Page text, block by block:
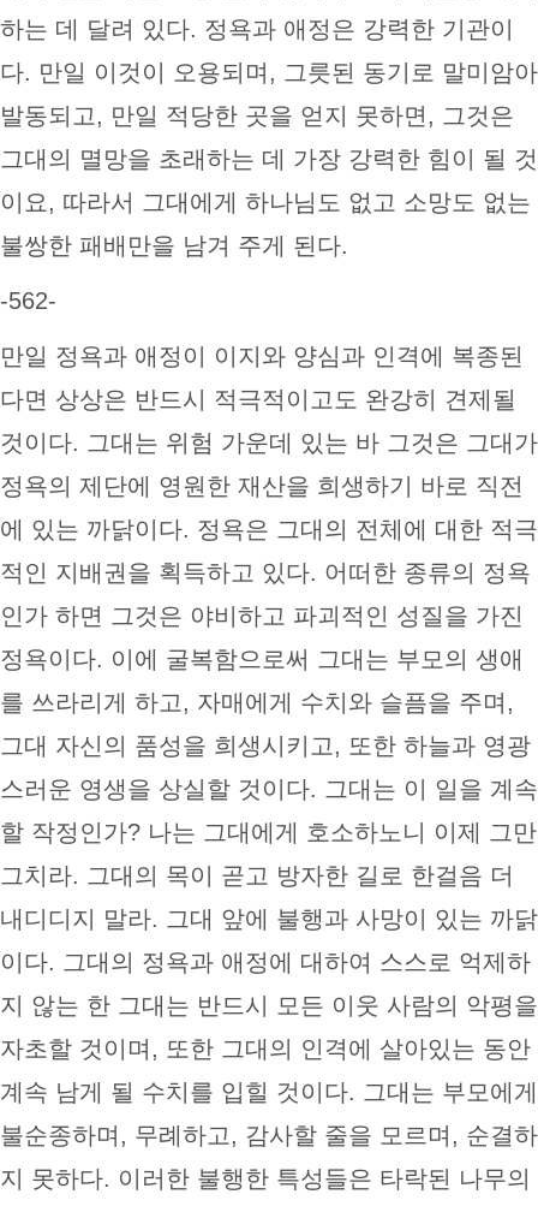
하는 데 달려 있다. 정욕과 애정은 강력한 기관이
다. 만일 이것이 오용되며, 그릇된 동기로 말미암아
발동되고, 만일 적당한 곳을 얻지 못하면, 그것은
그대의 멸망을 초래하는 데 가장 강력한 힘이 될 것
이요, 따라서 그대에게 하나님도 없고 소망도 없는
불쌍한 패배만을 남겨 주게 된다.
-562-
만일 정욕과 애정이 이지와 양심과 인격에 복종된
다면 상상은 반드시 적극적이고도 완강히 견제될
것이다. 그대는 위험 가운데 있는 바 그것은 그대가
정욕의 제단에 영원한 재산을 희생하기 바로 직전
에 있는 까닭이다. 정욕은 그대의 전체에 대한 적극
적인 지배권을 획득하고 있다. 어떠한 종류의 정욕
인가 하면 그것은 야비하고 파괴적인 성질을 가진
정욕이다. 이에 굴복함으로써 그대는 부모의 생애
를 쓰라리게 하고, 자매에게 수치와 슬픔을 주며,
그대 자신의 품성을 희생시키고, 또한 하늘과 영광
스러운 영생을 상실할 것이다. 그대는 이 일을 계속
할 작정인가? 나는 그대에게 호소하노니 이제 그만
그치라. 그대의 목이 곧고 방자한 길로 한걸음 더
내디디지 말라. 그대 앞에 불행과 사망이 있는 까닭
이다. 그대의 정욕과 애정에 대하여 스스로 억제하
지 않는 한 그대는 반드시 모든 이웃 사람의 악평을
자초할 것이며, 또한 그대의 인격에 살아있는 동안
계속 남게 될 수치를 입힐 것이다. 그대는 부모에게
불순종하며, 무례하고, 감사할 줄을 모르며, 순결하
지 못하다. 이러한 불행한 특성들은 타락된 나무의